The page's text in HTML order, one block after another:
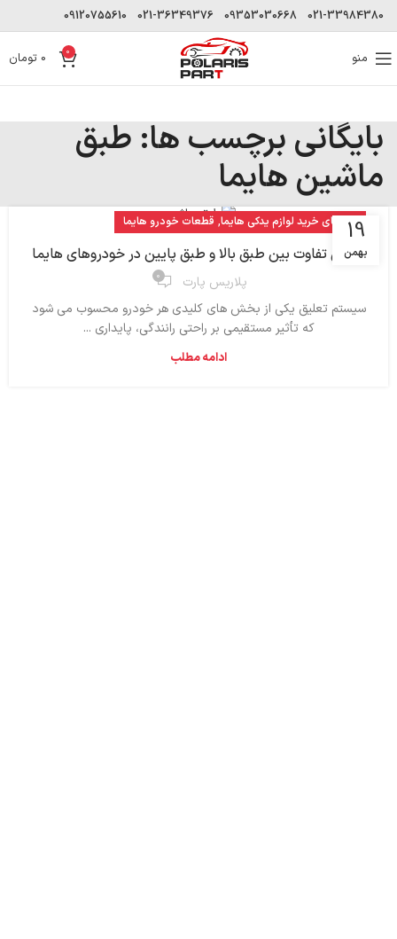
021-33984380
09353030668
021-36349376
09120755610
منو 0
0 تومان
بایگانی برچسب ها: طبق
ماشین هایما
19
بهمن
راهنمای خرید لوازم یدکی هایما, قطعات خودرو هایما
بررسی تفاوت بین طبق بالا و طبق پایین در خودروهای هایما
پلاریس پارت ۰
سیستم تعلیق یکی از بخش‌ های کلیدی هر خودرو محسوب می‌ شود
که تأثیر مستقیمی بر راحتی رانندگی، پایداری ...
ادامه مطلب